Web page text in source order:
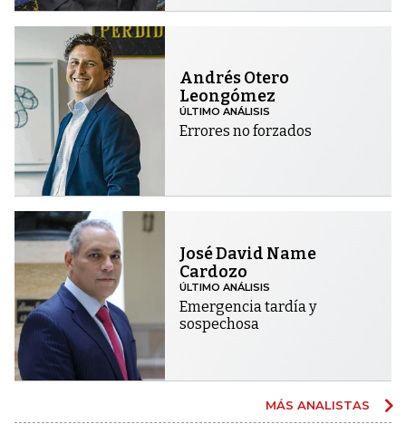
Andrés Otero
Leongómez
ÚLTIMO ANÁLISIS
Errores no forzados
José David Name
Cardozo
ÚLTIMO ANÁLISIS
Emergencia tardía y
sospechosa
MÁS ANALISTAS